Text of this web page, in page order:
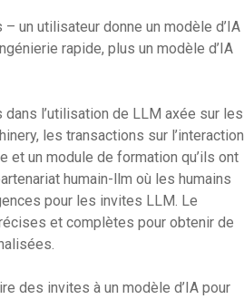
un utilisateur donne un modèle d’IA
rapide, plus un modèle d’IA
l’utilisation de LLM axée sur les
les transactions sur l’interaction
et un module de formation qu’ils ont
humain-llm où les humains
pour les invites LLM. Le
et complètes pour obtenir de
des invites à un modèle d’IA pour